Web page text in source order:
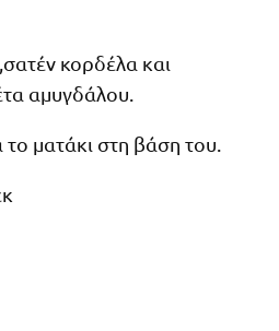
κορδέλα και
αμυγδάλου.
το ματάκι στη βάση του.